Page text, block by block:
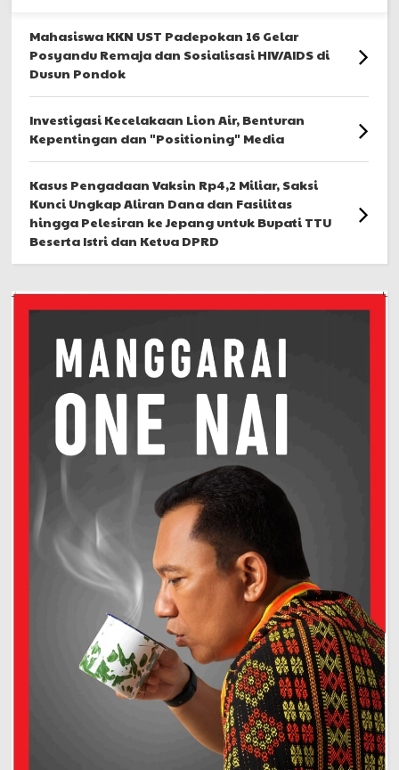
Mahasiswa KKN UST Padepokan 16 Gelar
Posyandu Remaja dan Sosialisasi HIV/AIDS di
Dusun Pondok
Investigasi Kecelakaan Lion Air, Benturan
Kepentingan dan "Positioning" Media
Kasus Pengadaan Vaksin Rp4,2 Miliar, Saksi
Kunci Ungkap Aliran Dana dan Fasilitas
hingga Pelesiran ke Jepang untuk Bupati TTU
Beserta Istri dan Ketua DPRD